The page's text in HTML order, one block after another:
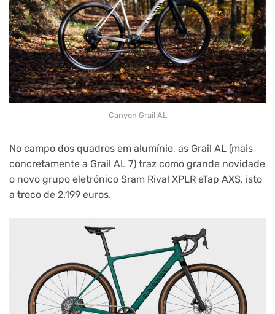
Canyon Grail AL
No campo dos quadros em alumínio, as Grail AL (mais
concretamente a Grail AL 7) traz como grande novidade
o novo grupo eletrónico Sram Rival XPLR eTap AXS, isto
a troco de 2.199 euros.